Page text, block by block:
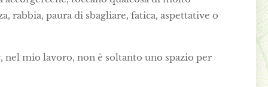
rabbia, paura di sbagliare, fatica, aspettative o
nel mio lavoro, non è soltanto uno spazio per